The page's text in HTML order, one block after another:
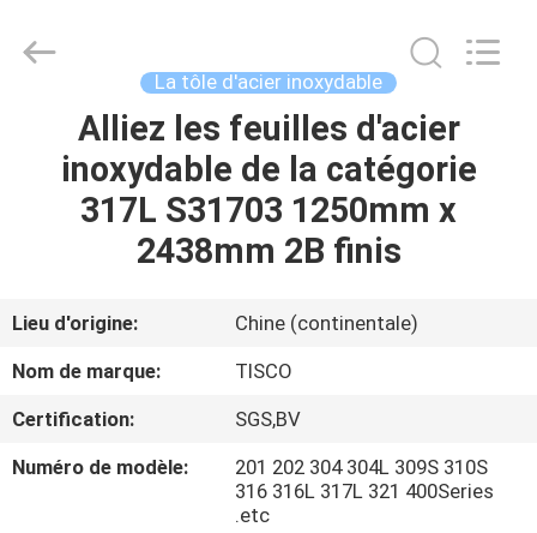
MAISON
PRODUITS
SUJET
DE
NOUS
VISITE
STEEL
INDUSTRIAL
La tôle d'acier inoxydable
Alliez les feuilles d'acier
inoxydable de la catégorie
317L S31703 1250mm x
2438mm 2B finis
Lieu d'origine:
Chine (continentale)
Nom de marque:
TISCO
Certification:
SGS,BV
Numéro de modèle:
201 202 304 304L 309S 310S
316 316L 317L 321 400Series
.etc